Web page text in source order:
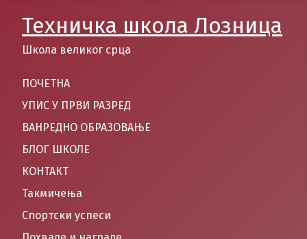
Техничка школа Лозница
Школа великог срца
ПОЧЕТНА
УПИС У ПРВИ РАЗРЕД
ВАНРЕДНО ОБРАЗОВАЊЕ
БЛОГ ШКОЛЕ
КОНТАКТ
Такмичења
Спортски успеси